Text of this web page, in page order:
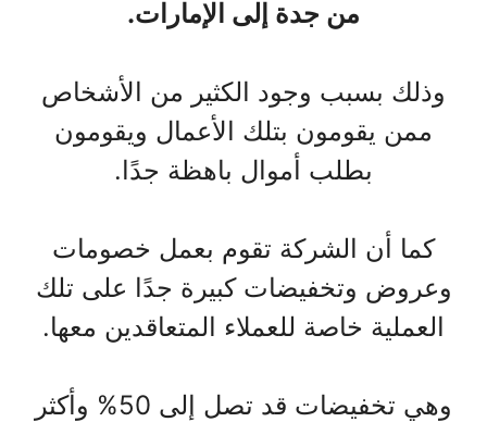
من جدة إلى الإمارات.
وذلك بسبب وجود الكثير من الأشخاص
ممن يقومون بتلك الأعمال ويقومون
بطلب أموال باهظة جدًا.
كما أن الشركة تقوم بعمل خصومات
وعروض وتخفيضات كبيرة جدًا على تلك
العملية خاصة للعملاء المتعاقدين معها.
وهي تخفيضات قد تصل إلى 50% وأكثر